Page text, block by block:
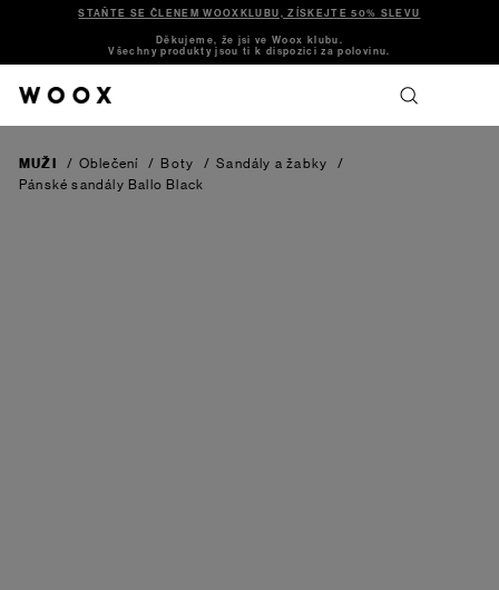
STAŇTE SE ČLENEM WOOXKLUBU, ZÍSKEJTE 50% SLEVU
Děkujeme, že jsi ve Woox klubu.
Všechny produkty jsou ti k dispozici za polovinu.
MUŽI / Oblečení / Boty / Sandály a žabky
/
Pánské sandály Ballo Black